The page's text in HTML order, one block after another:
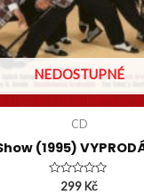
NEDOSTUPNÉ
CD
(1995)
Hodnocení
299 Kč